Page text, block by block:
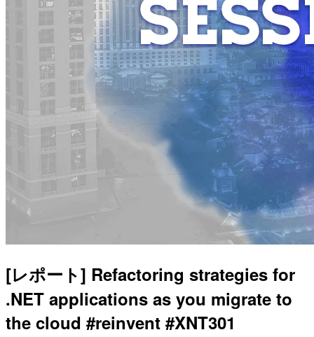
[レポート] Refactoring strategies for
.NET applications as you migrate to
the cloud #reinvent #XNT301